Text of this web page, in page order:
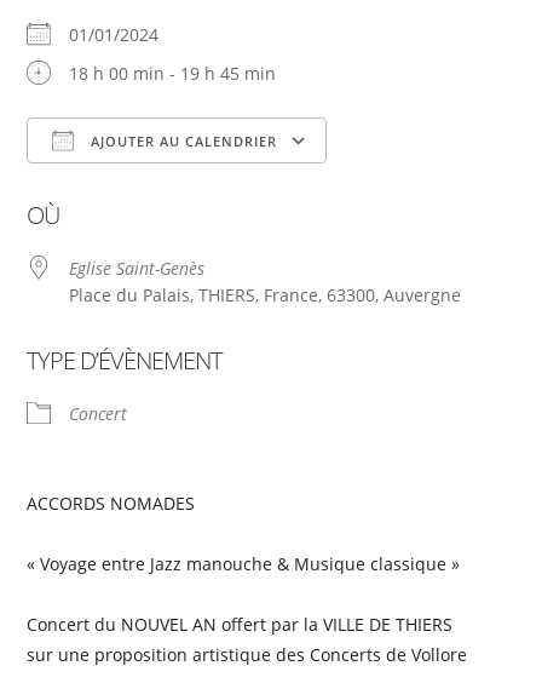
01/01/2024
18 h 00 min - 19 h 45 min
AJOUTER AU CALENDRIER
OÙ
Eglise Saint-Genès
Place du Palais, THIERS, France, 63300, Auvergne
TYPE D’ÉVÈNEMENT
Concert
ACCORDS NOMADES
« Voyage entre Jazz manouche & Musique classique »
Concert du NOUVEL AN offert par la VILLE DE THIERS
sur une proposition artistique des Concerts de Vollore